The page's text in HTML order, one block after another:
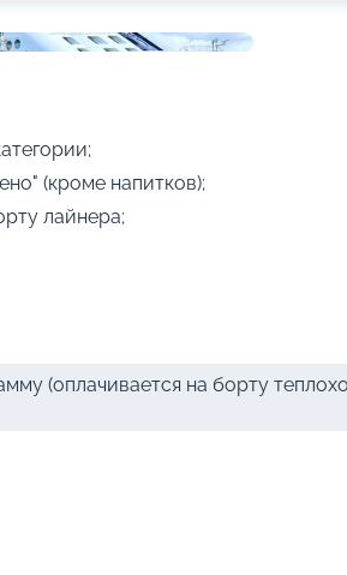
(кроме напитков);
лайнера;
(оплачивается на борту